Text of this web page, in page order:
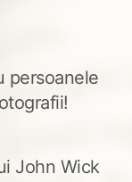
persoanele
John Wick